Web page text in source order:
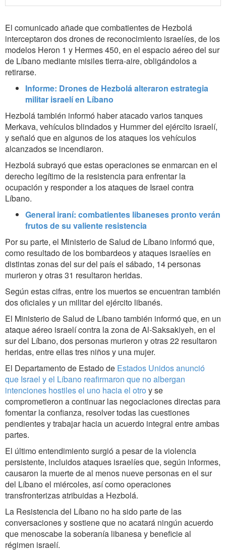
El comunicado añade que combatientes de Hezbolá
interceptaron dos drones de reconocimiento israelíes, de los
modelos Heron 1 y Hermes 450, en el espacio aéreo del sur
de Líbano mediante misiles tierra-aire, obligándolos a
retirarse.
Informe: Drones de Hezbolá alteraron estrategia
militar israelí en Líbano
Hezbolá también informó haber atacado varios tanques
Merkava, vehículos blindados y Hummer del ejército israelí,
y señaló que en algunos de los ataques los vehículos
alcanzados se incendiaron.
Hezbolá subrayó que estas operaciones se enmarcan en el
derecho legítimo de la resistencia para enfrentar la
ocupación y responder a los ataques de Israel contra
Líbano.
General iraní: combatientes libaneses pronto verán
frutos de su valiente resistencia
Por su parte, el Ministerio de Salud de Líbano informó que,
como resultado de los bombardeos y ataques israelíes en
distintas zonas del sur del país el sábado, 14 personas
murieron y otras 31 resultaron heridas.
Según estas cifras, entre los muertos se encuentran también
dos oficiales y un militar del ejército libanés.
El Ministerio de Salud de Líbano también informó que, en un
ataque aéreo israelí contra la zona de Al-Saksakiyeh, en el
sur del Líbano, dos personas murieron y otras 22 resultaron
heridas, entre ellas tres niños y una mujer.
El Departamento de Estado de Estados Unidos anunció
que Israel y el Líbano reafirmaron que no albergan
intenciones hostiles el uno hacia el otro y se
comprometieron a continuar las negociaciones directas para
fomentar la confianza, resolver todas las cuestiones
pendientes y trabajar hacia un acuerdo integral entre ambas
partes.
El último entendimiento surgió a pesar de la violencia
persistente, incluidos ataques israelíes que, según informes,
causaron la muerte de al menos nueve personas en el sur
del Líbano el miércoles, así como operaciones
transfronterizas atribuidas a Hezbolá.
La Resistencia del Líbano no ha sido parte de las
conversaciones y sostiene que no acatará ningún acuerdo
que menoscabe la soberanía libanesa y beneficie al
régimen israelí.